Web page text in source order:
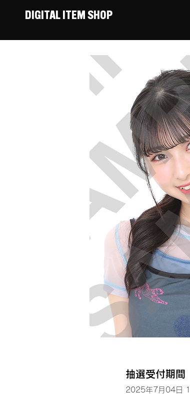
DIGITAL ITEM SHOP
抽選受付期間
2025年7月04日